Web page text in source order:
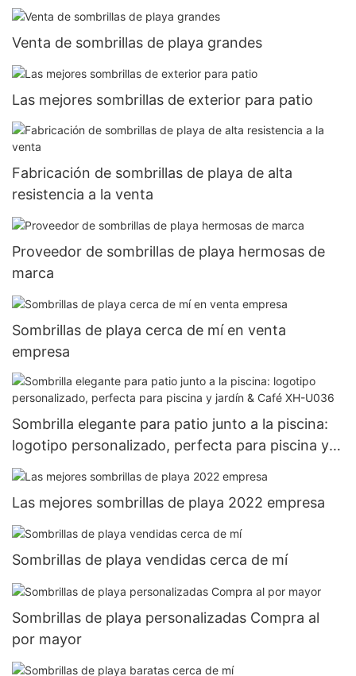
Venta de sombrillas de playa grandes
Las mejores sombrillas de exterior para patio
Fabricación de sombrillas de playa de alta
resistencia a la venta
Proveedor de sombrillas de playa hermosas de
marca
Sombrillas de playa cerca de mí en venta
empresa
Sombrilla elegante para patio junto a la piscina:
logotipo personalizado, perfecta para piscina y
jardín & Café XH-U036
Las mejores sombrillas de playa 2022 empresa
Sombrillas de playa vendidas cerca de mí
Sombrillas de playa personalizadas Compra al
por mayor